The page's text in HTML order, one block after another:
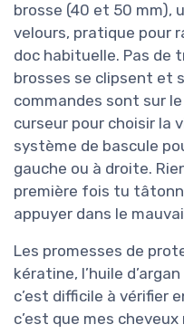
brosse (40 et 50 mm),
velours, pratique pour
doc habituelle. Pas de
brosses se clipsent et
commandes sont sur
curseur pour choisir
système de bascule
gauche ou à droite.
première fois tu
appuyer dans le
Les promesses de
kératine, l’huile
c’est difficile à vérifier
c’est que mes